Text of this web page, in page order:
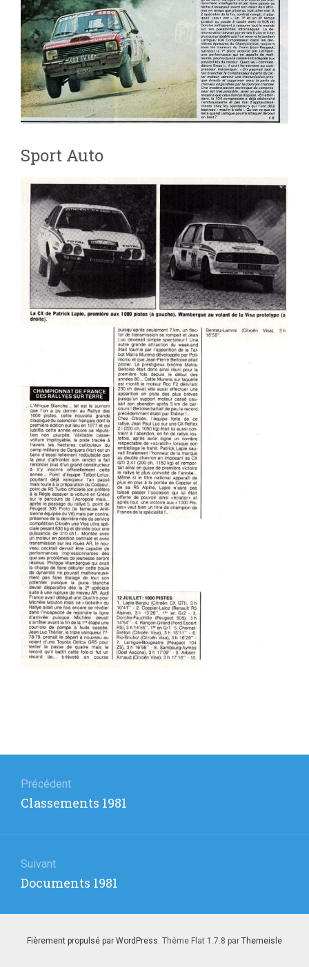
Sport Auto
de
l’article
Précédent
Article
Classements 1981
Suivant
Article
:
Documents 1981
Fièrement propulsé par WordPress. Thème Flat 1.7.8 par Themeisle